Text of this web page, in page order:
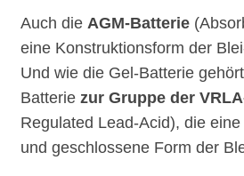
Auch die AGM-Batterie
eine Konstruktionsform der
Und wie die Gel-Batterie
Batterie zur Gruppe der
Regulated Lead-Acid), die
und geschlossene Form der